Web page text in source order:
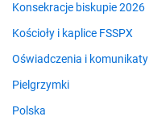
Konsekracje biskupie 2026
Kościoły i kaplice FSSPX
Oświadczenia i komunikaty
Pielgrzymki
Polska